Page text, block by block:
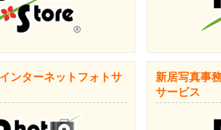
ンターネットフォトサ
新居写真事
サービス